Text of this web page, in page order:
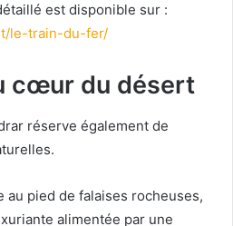
est disponible sur :
le-train-du-fer/
cœur du désert
réserve également de
au pied de falaises rocheuses,
alimentée par une